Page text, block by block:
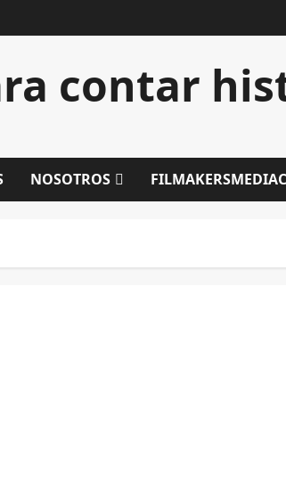
contar
NOSOTROS